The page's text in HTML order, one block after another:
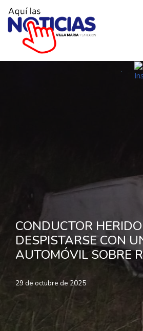
contenido
CONDUCTOR
DESPISTARSE CON
AUTOMÓVIL SOBRE
29 de octubre de 2025